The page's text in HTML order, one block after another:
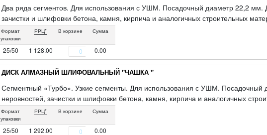
Два ряда сегментов. Для использования с УШМ. Посадочный диаметр 22,2 мм.
зачистки и шлифовки бетона, камня, кирпича и аналогичных строительных
инструментальная сталь, режущая кромка - расплав с техническими
алмазами. Упаковка: блистер.
Формат
упаковки
РРЦ* В корзине Сумма
25/50 1 128.00 0.00
ДИСК АЛМАЗНЫЙ ШЛИФОВАЛЬНЫЙ "ЧАШКА "
Сегментный «Турбо». Узкие сегменты. Для использования с УШМ. Посадочный
неровностей, зачистки и шлифовки бетона, камня, кирпича и аналогичных
Сегментированная кромка «Турбо» усиливает воздушное охлаждение и отвод
отработанного материала, предотвращая перегрев диска. Материал:
расплав с техническими алмазами. Упаковка: блистер.
Формат
упаковки
РРЦ* В корзине Сумма
25/50 1 292.00 0.00